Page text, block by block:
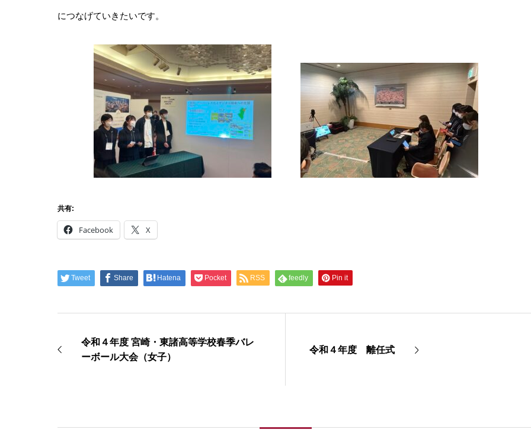
につなげていきたいです。
共有:
Facebook X
Tweet Share Hatena Pocket RSS feedly Pin it
令和４年度 宮崎・東諸高等学校春季バレ
ーボール大会（女子）
令和４年度 離任式